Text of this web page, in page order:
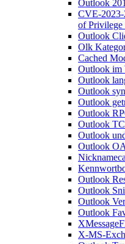
Outlook
CVE-
of
Outlook
Olk
Cached
Outlook im
Outlook
Outlook
Outlook
Outlook
Outlook
Outlook
Outlook
Outlook
Outlook
Outlook
Outlook
X-MS-